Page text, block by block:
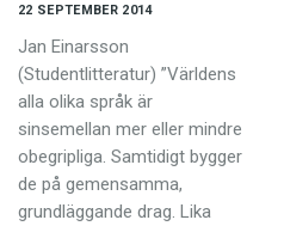
22 SEPTEMBER 2014
Jan Einarsson
(Studentlitteratur) ”Världens
alla olika språk är
sinsemellan mer eller mindre
obegripliga. Samtidigt bygger
de på gemensamma,
grundläggande drag. Lika